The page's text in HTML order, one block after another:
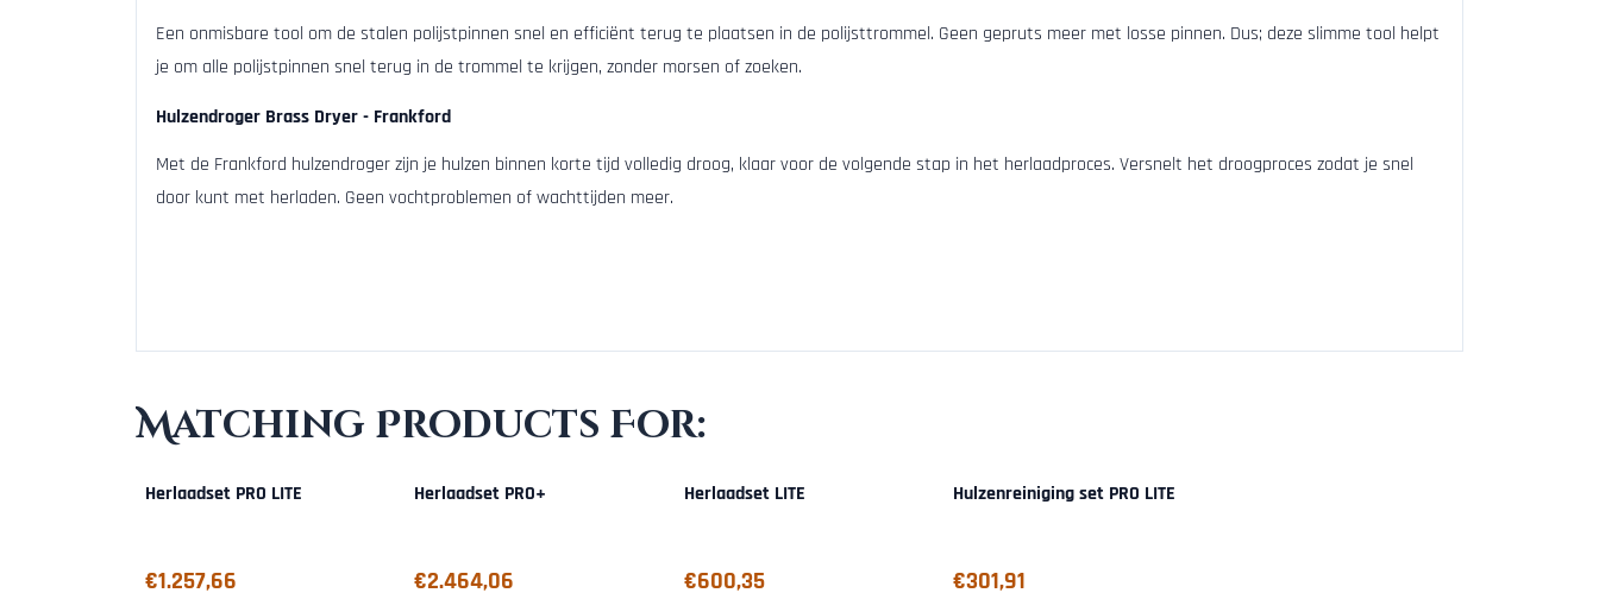
Een onmisbare tool om de stalen polijstpinnen snel en efficiënt terug te plaatsen in de polijsttrommel. Geen gepruts meer met losse pinnen. Dus; deze slimme tool helpt
je om alle polijstpinnen snel terug in de trommel te krijgen, zonder morsen of zoeken.
Hulzendroger Brass Dryer - Frankford
Met de Frankford hulzendroger zijn je hulzen binnen korte tijd volledig droog, klaar voor de volgende stap in het herlaadproces. Versnelt het droogproces zodat je snel
door kunt met herladen. Geen vochtproblemen of wachttijden meer.
Matching Products For:
Herlaadset PRO LITE
Price: 1 257,66
€1.257,66
Herlaadset PRO+
Price: 2 464,06
€2.464,06
Herlaadset LITE
Price: 600,35
€600,35
Hulzenreiniging set PRO LITE
Price: 301,91
€301,91